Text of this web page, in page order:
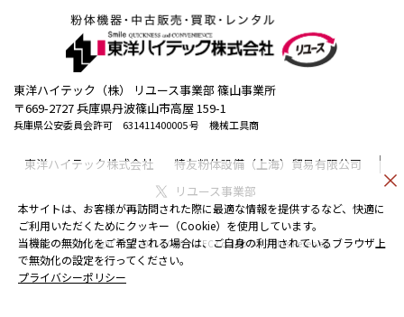
本サイトは、お客様が再訪問された際に最適な情報を提供するなど、快適に
ご利用いただくためにクッキー（Cookie）を使用しています。
当機能の無効化をご希望される場合は、ご自身の利用されているブラウザ上
で無効化の設定を行ってください。
プライバシーポリシー
東洋ハイテック（株） リユース事業部 篠山事業所
〒669-2727 兵庫県丹波篠山市高屋 159-1
兵庫県公安委員会許可 631411400005 号 機械工具商
東洋ハイテック株式会社
特友粉体設備（上海）貿易有限公司
リユース事業部
Copyright（C）2021 TOYO HITEC Co.,LTD. All Rights Reserved.